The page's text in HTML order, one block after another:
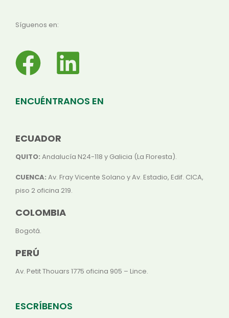
Síguenos en:
ENCUÉNTRANOS EN
ECUADOR
QUITO: Andalucía N24-118 y Galicia (La Floresta).
CUENCA: Av. Fray Vicente Solano y Av. Estadio, Edif. CICA,
piso 2 oficina 219.
COLOMBIA
Bogotá.
PERÚ
Av. Petit Thouars 1775 oficina 905 – Lince.
ESCRÍBENOS